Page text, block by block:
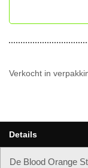
Verkocht in
Details
De Blood Orange